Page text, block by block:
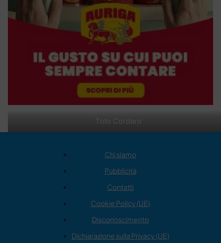
Toto Cordaro
Chi siamo
Pubblicità
Contatti
Cookie Policy (UE)
Disconoscimento
Dichiarazione sulla Privacy (UE)